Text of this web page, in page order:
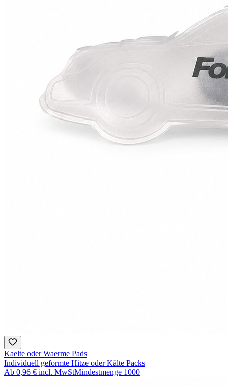
Kaelte oder Waerme Pads
Individuell geformte Hitze oder Kälte Packs
Ab 0,96 € incl. MwStMindestmenge 1000